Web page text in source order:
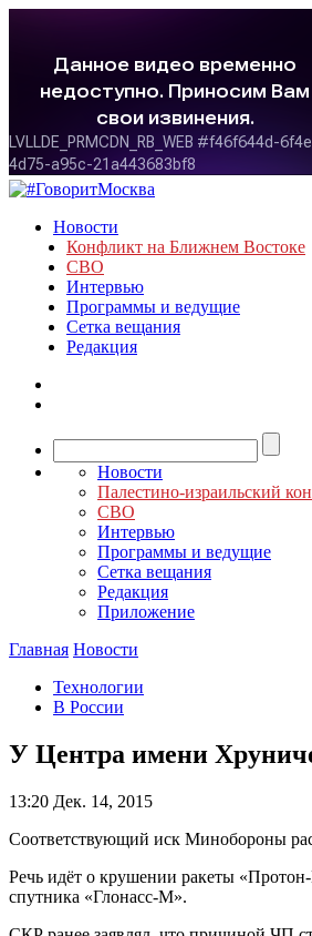
Новости
Конфликт на Ближнем Востоке
СВО
Интервью
Программы и ведущие
Сетка вещания
Редакция
Новости
Палестино-израильский
СВО
Интервью
Программы и ведущие
Сетка вещания
Редакция
Приложение
Главная Новости
Технологии
В России
У Центра имени
13:20 Дек. 14, 2015
Соответствующий иск Минобороны
Речь идёт о крушении ракеты
спутника «Глонасс-М».